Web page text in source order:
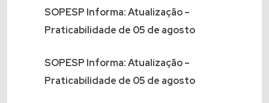
SOPESP Informa: Atualização –
Praticabilidade de 05 de agosto
SOPESP Informa: Atualização –
Praticabilidade de 05 de agosto